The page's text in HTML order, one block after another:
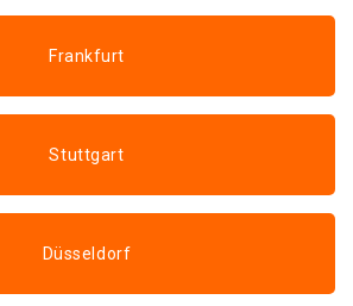
Frankfurt
Stuttgart
Düsseldorf